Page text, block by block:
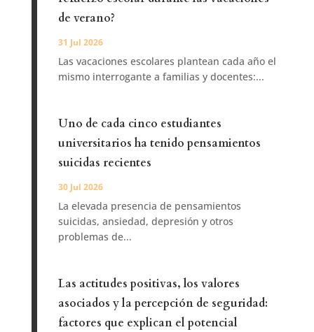
de verano?
31 Jul 2026
Las vacaciones escolares plantean cada año el
mismo interrogante a familias y docentes:...
Uno de cada cinco estudiantes
universitarios ha tenido pensamientos
suicidas recientes
30 Jul 2026
La elevada presencia de pensamientos
suicidas, ansiedad, depresión y otros
problemas de...
Las actitudes positivas, los valores
asociados y la percepción de seguridad:
factores que explican el potencial